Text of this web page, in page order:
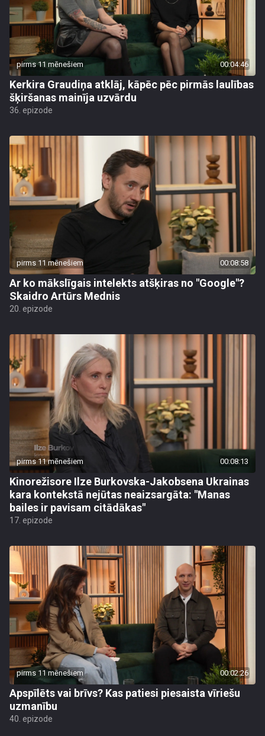
pirms 11 mēnešiem 00:04:46
Kerkira Graudiņa atklāj, kāpēc pēc pirmās laulības
šķiršanas mainīja uzvārdu
36. epizode
pirms 11 mēnešiem 00:08:58
Ar ko mākslīgais intelekts atšķiras no "Google"?
Skaidro Artūrs Mednis
20. epizode
pirms 11 mēnešiem 00:08:13
Kinorežisore Ilze Burkovska-Jakobsena Ukrainas
kara kontekstā nejūtas neaizsargāta: "Manas
bailes ir pavisam citādākas"
17. epizode
pirms 11 mēnešiem 00:02:26
Apspīlēts vai brīvs? Kas patiesi piesaista vīriešu
uzmanību
40. epizode